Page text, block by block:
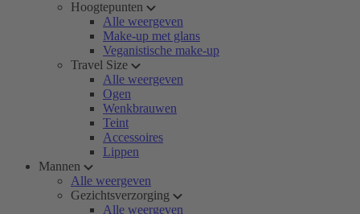
Hoogtepunten
Alle weergeven
Make-up met glans
Veganistische make-up
Travel Size
Alle weergeven
Ogen
Wenkbrauwen
Teint
Accessoires
Lippen
Mannen
Alle weergeven
Gezichtsverzorging
Alle weergeven